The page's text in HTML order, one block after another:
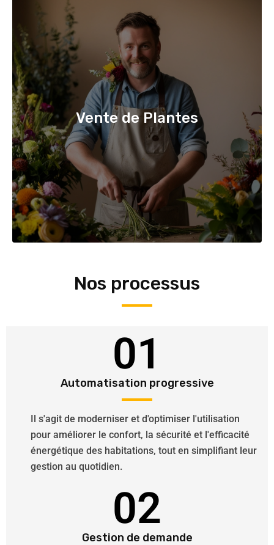
Vente de Plantes
Nos processus
01
Automatisation progressive
Il s'agit de moderniser et d'optimiser l'utilisation
pour améliorer le confort, la sécurité et l'efficacité
énergétique des habitations, tout en simplifiant leur
gestion au quotidien.
02
Gestion de demande